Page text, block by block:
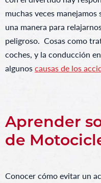
muchas veces
una manera para
peligroso. Cosas como
coches, y la conducción
algunoscausas de los
Aprender
de
Conocer cómo evitar un